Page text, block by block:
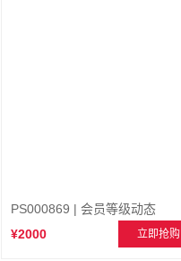
PS000869 | 会员等级动态
¥2000
立即抢购